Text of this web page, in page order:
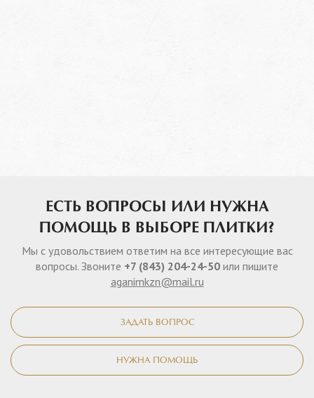
ЕСТЬ ВОПРОСЫ ИЛИ НУЖНА
ПОМОЩЬ В ВЫБОРЕ ПЛИТКИ?
Мы с удовольствием ответим на все интересующие вас
вопросы. Звоните +7 (843) 204-24-50 или пишите
aganimkzn@mail.ru
ЗАДАТЬ ВОПРОС
НУЖНА ПОМОЩЬ